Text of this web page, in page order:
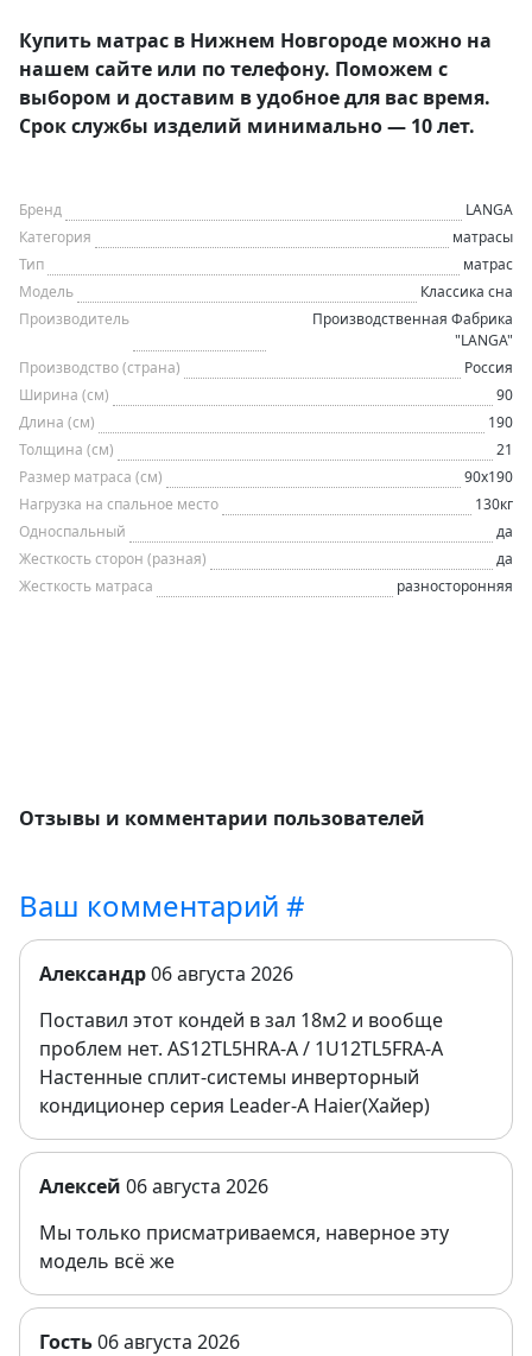
Купить матрас в Нижнем Новгороде можно на
нашем сайте или по телефону. Поможем с
выбором и доставим в удобное для вас время.
Срок службы изделий минимально — 10 лет.
Бренд
LANGA
Категория
матрасы
Тип
матрас
Модель
Классика сна
Производитель
Производственная Фабрика
"LANGA"
Производство (страна)
Россия
Ширина (см)
90
Длина (см)
190
Толщина (см)
21
Размер матраса (см)
90х190
Нагрузка на спальное место
130кг
Односпальный
да
Жесткость сторон (разная)
да
Жесткость матраса
разносторонняя
Отзывы и комментарии пользователей
Ваш комментарий #
Александр06 августа 2026
Поставил этот кондей в зал 18м2 и вообще
проблем нет. AS12TL5HRA-A / 1U12TL5FRA-A
Настенные сплит-системы инверторный
кондиционер серия Leader-A Haier(Хайер)
Алексей 06 августа 2026
Мы только присматриваемся, наверное эту
модель всё же
Гость06 августа 2026